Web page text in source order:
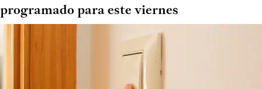
programado para este viernes